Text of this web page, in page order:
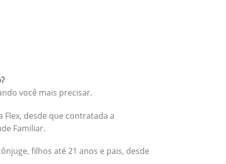
você mais precisar.
desde que contratada a
Familiar.
filhos até 21 anos e pais, desde